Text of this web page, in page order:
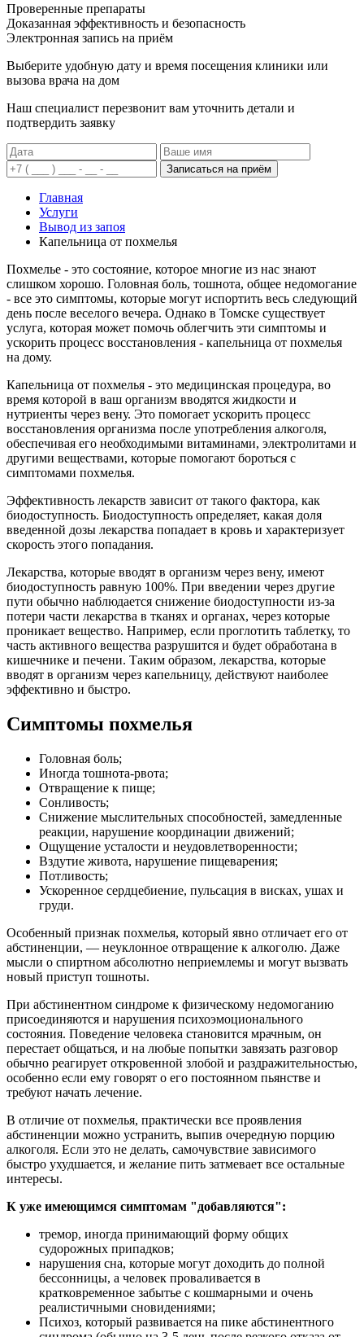
Проверенные препараты
Доказанная эффективность и безопасность
Электронная запись на приём
Выберите удобную дату и время посещения клиники или
вызова врача на дом
Наш специалист перезвонит вам уточнить детали и
подтвердить заявку
Записаться на приём
Главная
Услуги
Вывод из запоя
Капельница от похмелья
Похмелье - это состояние, которое многие из нас знают
слишком хорошо. Головная боль, тошнота, общее недомогание
- все это симптомы, которые могут испортить весь следующий
день после веселого вечера. Однако в Томске существует
услуга, которая может помочь облегчить эти симптомы и
ускорить процесс восстановления - капельница от похмелья
на дому.
Капельница от похмелья - это медицинская процедура, во
время которой в ваш организм вводятся жидкости и
нутриенты через вену. Это помогает ускорить процесс
восстановления организма после употребления алкоголя,
обеспечивая его необходимыми витаминами, электролитами и
другими веществами, которые помогают бороться с
симптомами похмелья.
Эффективность лекарств зависит от такого фактора, как
биодоступность. Биодоступность определяет, какая доля
введенной дозы лекарства попадает в кровь и характеризует
скорость этого попадания.
Лекарства, которые вводят в организм через вену, имеют
биодоступность равную 100%. При введении через другие
пути обычно наблюдается снижение биодоступности из-за
потери части лекарства в тканях и органах, через которые
проникает вещество. Например, если проглотить таблетку, то
часть активного вещества разрушится и будет обработана в
кишечнике и печени. Таким образом, лекарства, которые
вводят в организм через капельницу, действуют наиболее
эффективно и быстро.
Симптомы похмелья
Головная боль;
Иногда тошнота-рвота;
Отвращение к пище;
Сонливость;
Снижение мыслительных способностей, замедленные
реакции, нарушение координации движений;
Ощущение усталости и неудовлетворенности;
Вздутие живота, нарушение пищеварения;
Потливость;
Ускоренное сердцебиение, пульсация в висках, ушах и
груди.
Особенный признак похмелья, который явно отличает его от
абстиненции, — неуклонное отвращение к алкоголю. Даже
мысли о спиртном абсолютно неприемлемы и могут вызвать
новый приступ тошноты.
При абстинентном синдроме к физическому недомоганию
присоединяются и нарушения психоэмоционального
состояния. Поведение человека становится мрачным, он
перестает общаться, и на любые попытки завязать разговор
обычно реагирует откровенной злобой и раздражительностью,
особенно если ему говорят о его постоянном пьянстве и
требуют начать лечение.
В отличие от похмелья, практически все проявления
абстиненции можно устранить, выпив очередную порцию
алкоголя. Если это не делать, самочувствие зависимого
быстро ухудшается, и желание пить затмевает все остальные
интересы.
К уже имеющимся симптомам "добавляются":
тремор, иногда принимающий форму общих
судорожных припадков;
нарушения сна, которые могут доходить до полной
бессонницы, а человек проваливается в
кратковременное забытье с кошмарными и очень
реалистичными сновидениями;
Психоз, который развивается на пике абстинентного